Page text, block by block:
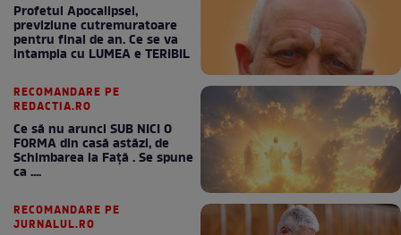
Profetul Apocalipsei,
previziune cutremuratoare
pentru final de an. Ce se va
intampla cu LUMEA e TERIBIL
RECOMANDARE PE
REDACTIA.RO
Ce să nu arunci SUB NICI O
FORMA din casă astăzi, de
Schimbarea la Față . Se spune
ca ....
RECOMANDARE PE
JURNALUL.RO